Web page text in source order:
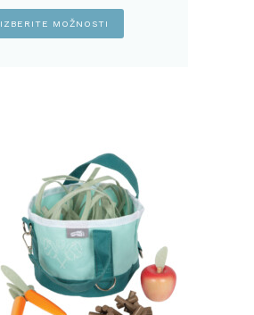
IZBERITE MOŽNOSTI
na
strani
izdelka